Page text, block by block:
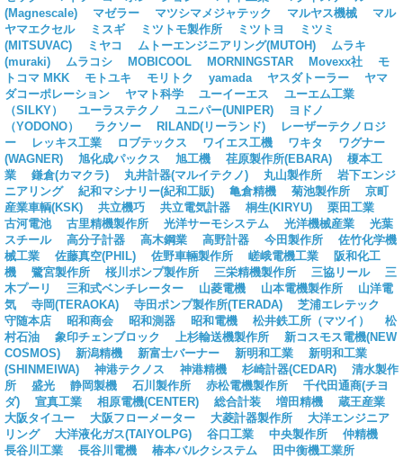
(Magnescale)
マゼラー マツシマメジャテック マルヤス機械
マル
ヤマエクセル
ミスギ ミツトモ製作所 ミツトヨ
ミツミ
(MITSUVAC)
ミヤコ ムトーエンジニアリング(MUTOH)
ムラキ
(muraki)
ムラコシ MOBICOOL MORNINGSTAR Movexx社
モ
トコマ MKK
モトユキ モリトク yamada ヤスダトーラー
ヤマ
ダコーポレーション
ヤマト科学 ユーイーエス
ユーエム工業
（SILKY）
ユーラステクノ ユニパー(UNIPER)
ヨドノ
（YODONO）
ラクソー RILAND(リーランド)
レーザーテクノロジ
ー
レッキス工業 ロブテックス ワイエス工機 ワキタ
ワグナー
(WAGNER)
旭化成パックス 旭工機 荏原製作所(EBARA)
榎本工
業
鎌倉(カマクラ) 丸井計器(マルイテクノ) 丸山製作所
岩下エンジ
ニアリング
紀和マシナリー(紀和工販) 亀倉精機 菊池製作所
京町
産業車輌(KSK)
共立機巧 共立電気計器 桐生(KIRYU)
栗田工業
古河電池
古里精機製作所 光洋サーモシステム 光洋機械産業
光葉
スチール
高分子計器 高木鋼業 高野計器 今田製作所
佐竹化学機
械工業
佐藤真空(PHIL) 佐野車輛製作所 嵯峨電機工業
阪和化工
機
鷺宮製作所 桜川ポンプ製作所 三栄精機製作所 三協リール
三
木プーリ
三和式ベンチレーター 山菱電機 山本電機製作所
山洋電
気
寺岡(TERAOKA) 寺田ポンプ製作所(TERADA)
芝浦エレテック
守随本店
昭和商会 昭和測器 昭和電機 松井鉄工所（マツイ）
松
村石油
象印チェンブロック 上杉輸送機製作所
新コスモス電機(NEW
COSMOS)
新潟精機 新富士バーナー 新明和工業
新明和工業
(SHINMEIWA)
神港テクノス 神港精機 杉崎計器(CEDAR)
清水製作
所
盛光 静岡製機 石川製作所 赤松電機製作所
千代田通商(チヨ
ダ)
宣真工業 相原電機(CENTER) 総合計装 増田精機
蔵王産業
大阪タイユー
大阪フローメーター 大菱計器製作所
大洋エンジニア
リング
大洋液化ガス(TAIYOLPG) 谷口工業 中央製作所
仲精機
長谷川工業
長谷川電機 椿本バルクシステム
田中衡機工業所